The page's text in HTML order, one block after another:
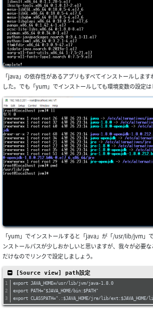
「java」の依存性があるアプリもすべてインストールしま
した。でも「yum」でインストールしても環境変数の設定は
「yum」でインストールすると「java」が「/usr/lib/jvm」
ンストールパスが少しおかしいと思いますが、我々が必要
だけなのでリンクで設定しましょう。
[Source view] path設定
export JAVA_HOME=/usr/lib/jvm/java-1.8.0
export PATH="$JAVA_HOME/bin:$PATH"
export CLASSPATH=".:$JAVA_HOME/jre/lib/